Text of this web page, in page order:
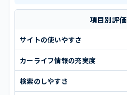
項目別評価
サイトの使いやすさ
カーライフ情報の充実度
検索のしやすさ